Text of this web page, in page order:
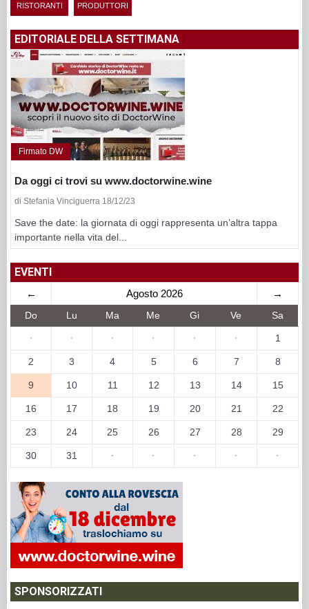
RISTORANTI PRODUTTORI
EDITORIALE DELLA SETTIMANA
Firmato DW
Da oggi ci trovi su www.doctorwine.wine
di Stefania Vinciguerra 18/12/23
Save the date: la giornata di oggi rappresenta un’altra tappa
importante nella vita del...
EVENTI
← Agosto 2026 →
Do Lu Ma Me Gi Ve Sa
· · · · · · 1
2 3 4 5 6 7 8
9 10 11 12 13 14 15
16 17 18 19 20 21 22
23 24 25 26 27 28 29
30 31 · · · · ·
SPONSORIZZATI